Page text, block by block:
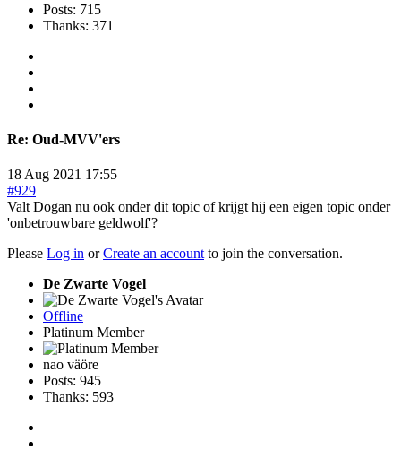
Posts: 715
Thanks: 371
Re: Oud-MVV'ers
18 Aug 2021 17:55
#929
Valt Dogan nu ook onder dit topic of krijgt hij een eigen topic onder
'onbetrouwbare geldwolf'?
Please Log in orCreate an account to join the conversation.
De Zwarte Vogel
Offline
Platinum Member
nao väöre
Posts: 945
Thanks: 593